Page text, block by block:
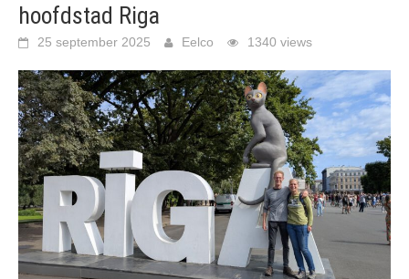
hoofdstad Riga
25 september 2025 Eelco 1340 views